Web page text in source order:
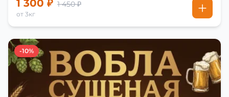
1 300 ₽ 1 450 ₽
от 3кг
-10%